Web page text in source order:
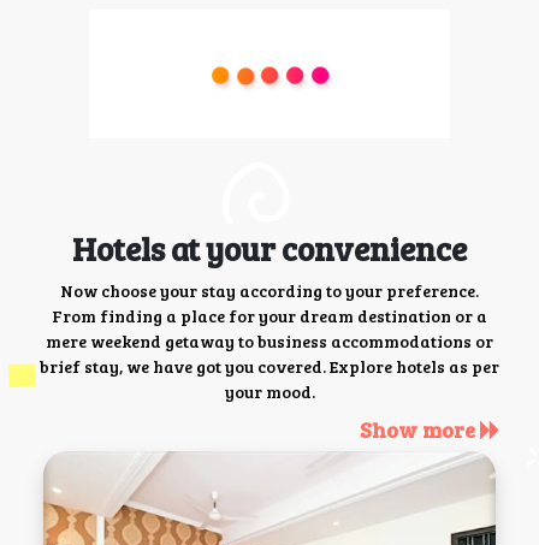
Hotels at your convenience
Now choose your stay according to your preference.
From finding a place for your dream destination or a
mere weekend getaway to business accommodations or
brief stay, we have got you covered. Explore hotels as per
your mood.
Show more